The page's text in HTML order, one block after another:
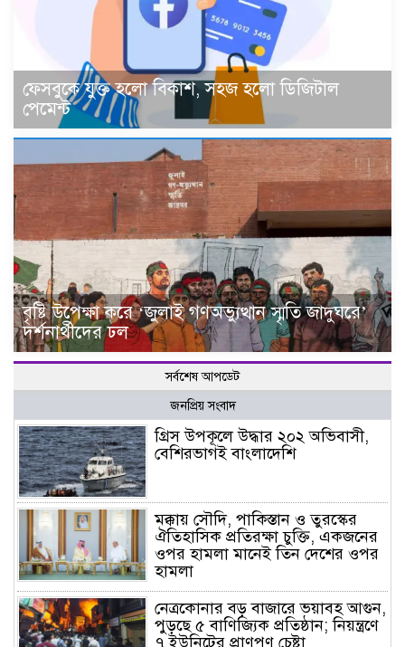
ফেসবুকে যুক্ত হলো বিকাশ, সহজ হলো ডিজিটাল
পেমেন্ট
বৃষ্টি উপেক্ষা করে ‘জুলাই গণঅভ্যুত্থান স্মৃতি জাদুঘরে’
দর্শনার্থীদের ঢল
সর্বশেষ আপডেট
জনপ্রিয় সংবাদ
গ্রিস উপকূলে উদ্ধার ২০২ অভিবাসী,
বেশিরভাগই বাংলাদেশি
মক্কায় সৌদি, পাকিস্তান ও তুরস্কের
ঐতিহাসিক প্রতিরক্ষা চুক্তি, একজনের
ওপর হামলা মানেই তিন দেশের ওপর
হামলা
নেত্রকোনার বড় বাজারে ভয়াবহ আগুন,
পুড়ছে ৫ বাণিজ্যিক প্রতিষ্ঠান; নিয়ন্ত্রণে
৭ ইউনিটের প্রাণপণ চেষ্টা